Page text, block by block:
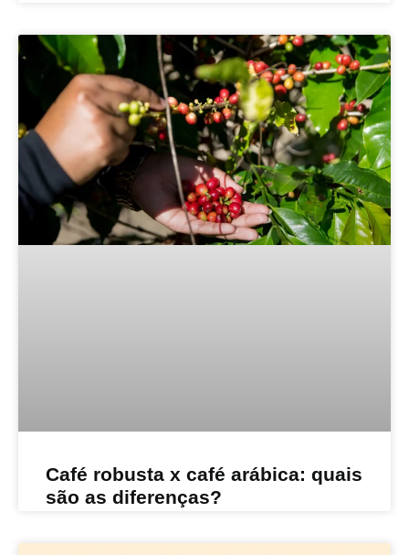
Café robusta x café arábica: quais
são as diferenças?